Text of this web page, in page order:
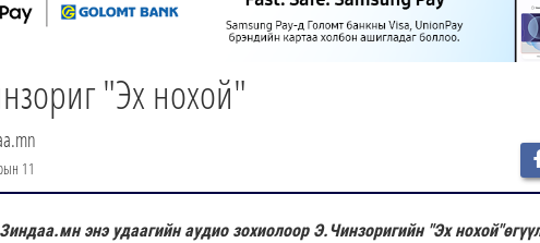
"Эх нохой"
11
Зиндаа.мн энэ удаагийн аудио зохиолоор Э.Чинзоригийн "Эх